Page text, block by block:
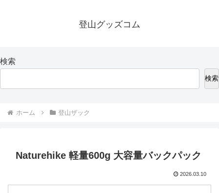
登山グッズコム
検索
検索
ホーム 登山ザック
Naturehike 軽量600g 大容量バックパック
2026.03.10